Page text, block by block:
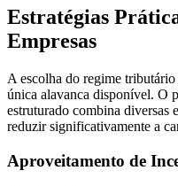
Estratégias
Empresas
A escolha do regime
única alavanca disponível. O
estruturado combina diversas
reduzir significativamente a
Aproveitamento de